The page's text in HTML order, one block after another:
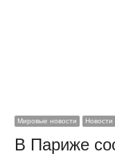
Мировые новости Новости
В Париже